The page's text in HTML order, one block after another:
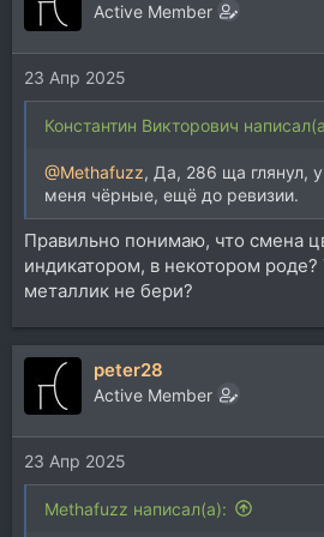
и
и
:
Active Member
23 Апр 2025
Константин Викторович
@Methafuzz, Да, 286 ща глянул,
меня чёрные, ещё до ревизии.
Правильно понимаю, что смена
индикатором, в некотором
металлик не бери?
peter28
Active Member
23 Апр 2025
Methafuzz написал(а):